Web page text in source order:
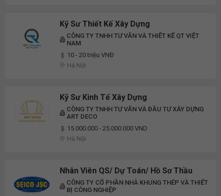
Kỹ Sư Thiết Kế Xây Dựng
CÔNG TY TNHH TƯ VẤN VÀ THIẾT KẾ QT VIỆT
NAM
10 - 20 triệu VNĐ
Hà Nội
Kỹ Sư Kinh Tế Xây Dựng
CÔNG TY TNHH TƯ VẤN VÀ ĐẦU TƯ XÂY DỰNG
ART DECO
15.000.000 - 25.000.000 VND
Hà Nội
Nhân Viên QS/ Dự Toán/ Hồ Sơ Thầu
CÔNG TY CỔ PHẦN NHÀ KHUNG THÉP VÀ THIẾT
BỊ CÔNG NGHIỆP